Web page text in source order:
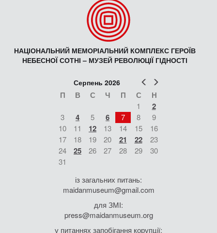
НАЦІОНАЛЬНИЙ МЕМОРІАЛЬНИЙ КОМПЛЕКС ГЕРОЇВ
НЕБЕСНОЇ СОТНІ – МУЗЕЙ РЕВОЛЮЦІЇ ГІДНОСТІ
Попер
Серпень 2026
П В С Ч П С Н
1 2
3 4 5 6 7 8
9
10
11 12 13 14 15
16
17
18 19 20 21 22
23
24
25 26 27 28 29
30
31
із загальних питань:
maidanmuseum@gmail.com
для ЗМІ:
press@maidanmuseum.org
у питаннях запобігання корупції: